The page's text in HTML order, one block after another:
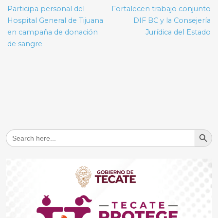
de
entradas
Participa personal del
Hospital General de Tijuana
en campaña de donación
de sangre
Fortalecen trabajo conjunto
DIF BC y la Consejería
Jurídica del Estado
Search
for:
Search